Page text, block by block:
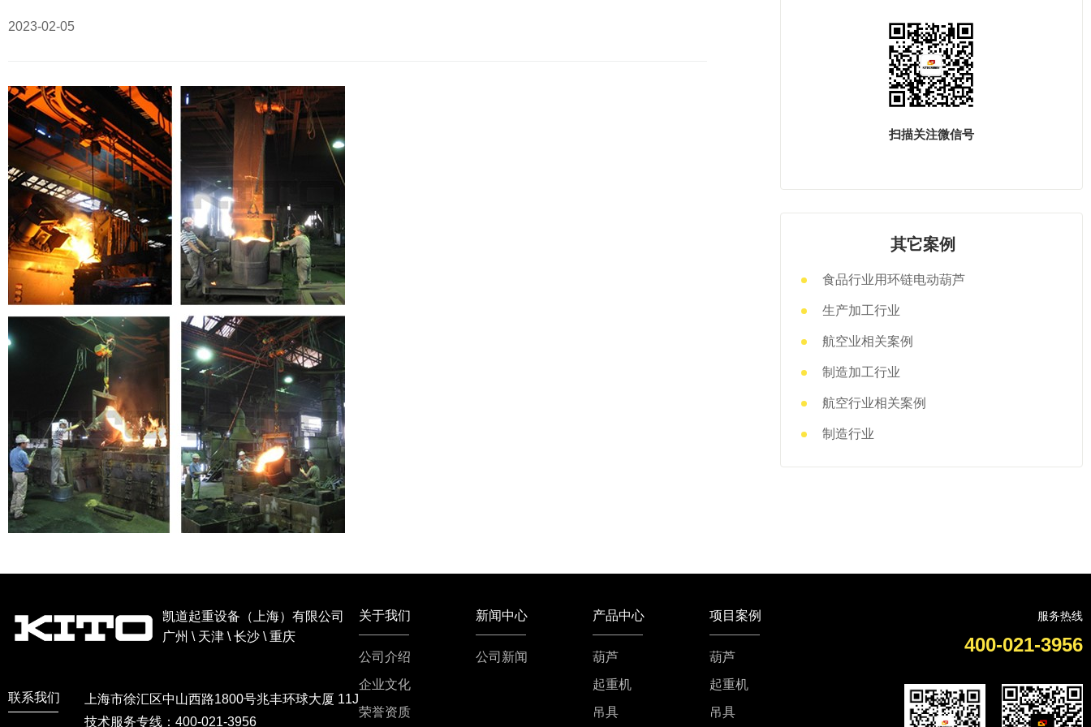
2023-02-05
扫描关注微信号
其它案例
食品行业用环链电动葫芦
生产加工行业
航空业相关案例
制造加工行业
航空行业相关案例
制造行业
凯道起重设备（上海）有限公司
广州 \ 天津 \ 长沙 \ 重庆
联系我们
上海市徐汇区中山西路1800号兆丰环球大厦 11J
技术服务专线：400-021-3956
服务热线
400-021-3956
关于我们
公司介绍
企业文化
荣誉资质
新闻中心
公司新闻
产品中心
葫芦
起重机
吊具
项目案例
葫芦
起重机
吊具